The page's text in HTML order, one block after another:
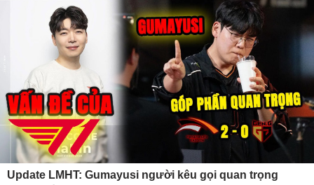
Update LMHT: Gumayusi người kêu gọi quan trọng